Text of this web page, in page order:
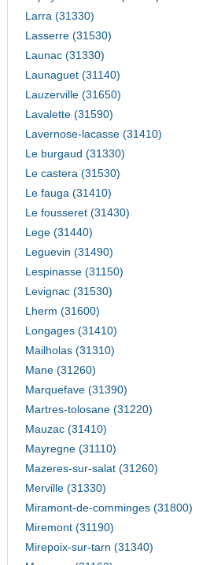
Larra (31330)
Lasserre (31530)
Launac (31330)
Launaguet (31140)
Lauzerville (31650)
Lavalette (31590)
Lavernose-lacasse (31410)
Le burgaud (31330)
Le castera (31530)
Le fauga (31410)
Le fousseret (31430)
Lege (31440)
Leguevin (31490)
Lespinasse (31150)
Levignac (31530)
Lherm (31600)
Longages (31410)
Mailholas (31310)
Mane (31260)
Marquefave (31390)
Martres-tolosane (31220)
Mauzac (31410)
Mayregne (31110)
Mazeres-sur-salat (31260)
Merville (31330)
Miramont-de-comminges (31800)
Miremont (31190)
Mirepoix-sur-tarn (31340)